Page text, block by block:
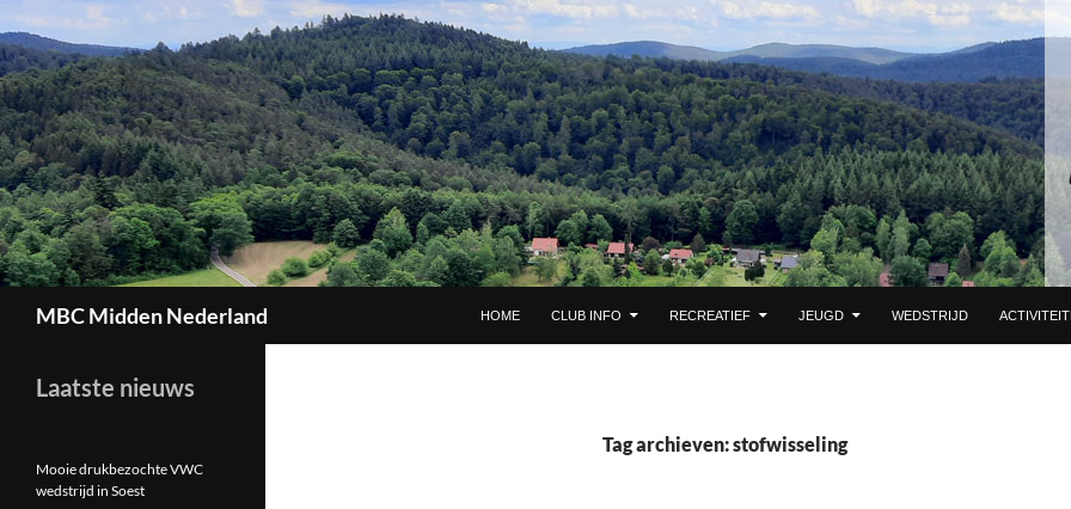
MBC Midden Nederland HOME CLUB INFO RECREATIEF JEUGD WEDSTRIJD
Tag archieven: stofwisseling
Laatste nieuws
Mooie drukbezochte VWC
wedstrijd in Soest